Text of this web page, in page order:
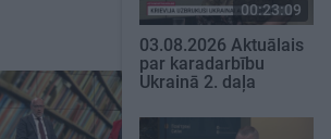
00:23:09
03.08.2026 Aktuālais
par karadarbību
Ukrainā 2. daļa